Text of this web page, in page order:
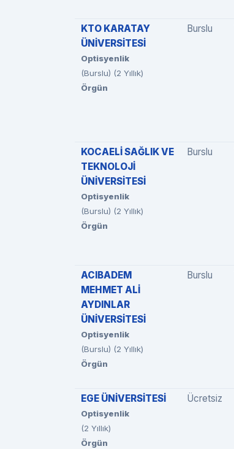
KTO KARATAY
ÜNİVERSİTESİ
Optisyenlik
(Burslu) (2 Yıllık)
Örgün
Burslu
KOCAELİ SAĞLIK VE
TEKNOLOJİ
ÜNİVERSİTESİ
Optisyenlik
(Burslu) (2 Yıllık)
Örgün
Burslu
ACIBADEM
MEHMET ALİ
AYDINLAR
ÜNİVERSİTESİ
Optisyenlik
(Burslu) (2 Yıllık)
Örgün
Burslu
EGE ÜNİVERSİTESİ
Optisyenlik
(2 Yıllık)
Örgün
Ücretsiz